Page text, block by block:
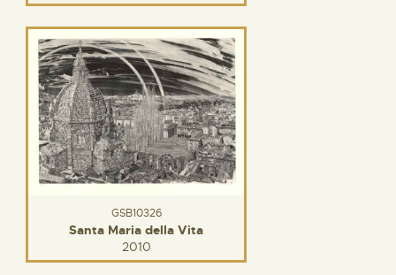
GSB10326
Santa Maria della Vita
2010